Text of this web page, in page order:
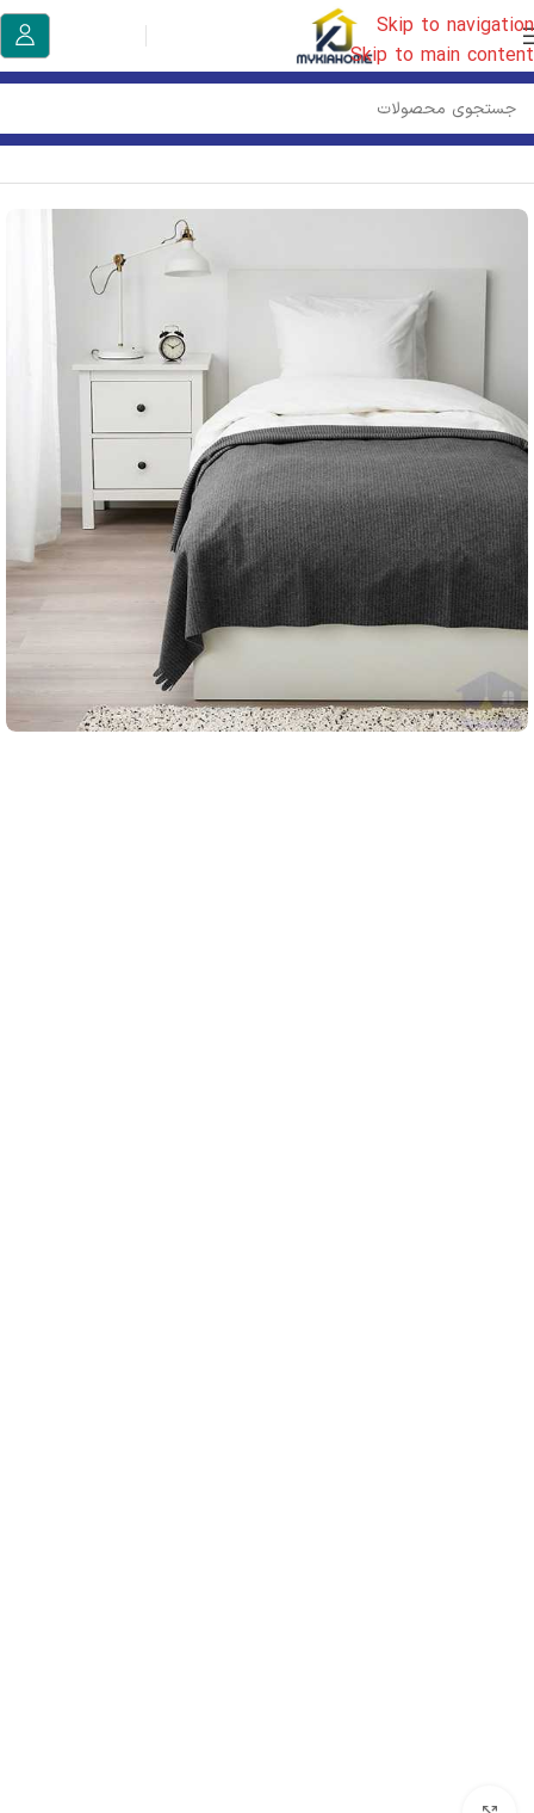
Skip to navigation
Skip to main content
خانه/تخت و تشک ایکیا/کالای خواب ایکیا/پتو | شال مبل